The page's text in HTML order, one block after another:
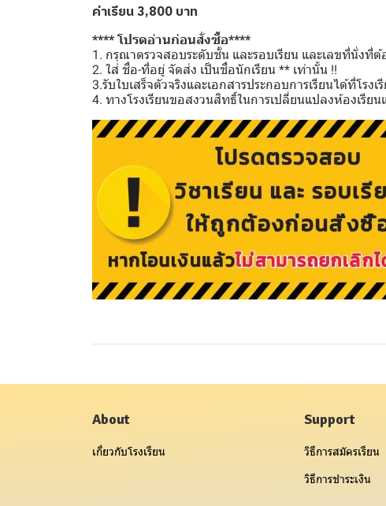
ค่าเรียน 3,800 บาท
**** โปรดอ่านก่อนสั่งซื้อ****
1. กรุณาตรวจสอบระดับชั้น และรอบเรียน และเลขที่นั่งที่
2. ใส่ ชื่อ-ที่อยู่ จัดส่ง เป็นชื่อนักเรียน ** เท่านั้น !!
3.รับใบเสร็จตัวจริงและเอกสารประกอบการเรียนได้ที่โร
4. ทางโรงเรียนขอสงวนสิทธิ์ในการเปลี่ยนแปลงห้องเรีย
About
เกี่ยวกับโรงเรียน
Support
วิธีการสมัครเรียน
วิธีการชำระเงิน